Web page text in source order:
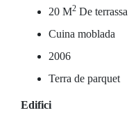
20 M2 De terrassa
Cuina moblada
2006
Terra de parquet
Edifici